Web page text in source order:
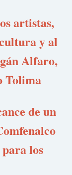
artistas,
y al
Alfaro,
Tolima
de un
los